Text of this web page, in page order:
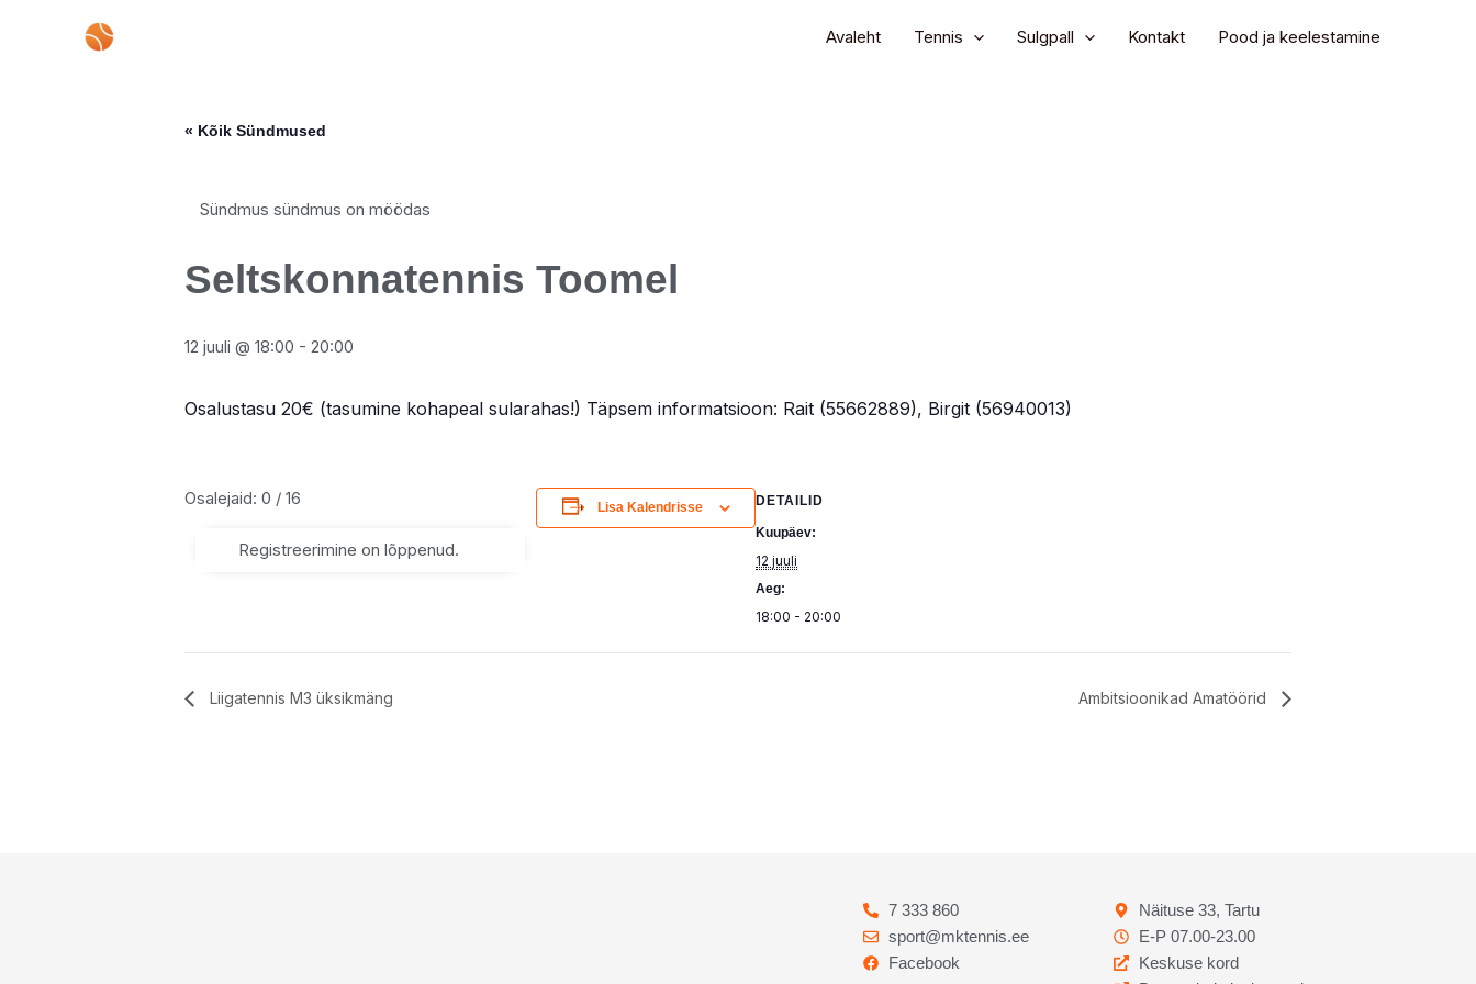
Avaleht Tennis Sulgpall Kontakt Pood ja keelestamine
« Kõik Sündmused
Sündmus sündmus on möödas
Seltskonnatennis Toomel
12 juuli @ 18:00 - 20:00
Osalustasu 20€ (tasumine kohapeal sularahas!) Täpsem informatsioon: Rait (55662889), Birgit (56940013)
Osalejaid: 0 / 16
Registreerimine on lõppenud.
Lisa Kalendrisse DETAILID
Kuupäev:
12 juuli
Aeg:
18:00 - 20:00
Liigatennis M3 üksikmäng Ambitsioonikad Amatöörid
7 333 860
sport@mktennis.ee
Facebook
Näituse 33, Tartu
E-P 07.00-23.00
Keskuse kord